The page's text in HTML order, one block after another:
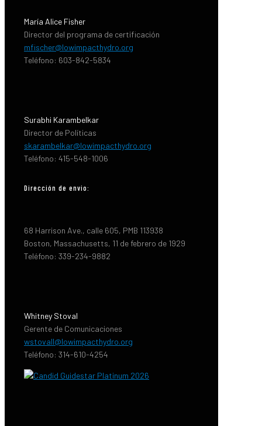
María Alice Fisher
Director del programa de certificación
mfischer@lowimpacthydro.org
Teléfono: 603-842-5834
Surabhi Karambelkar
Director de Políticas
skarambelkar@lowimpacthydro.org
Teléfono: 415-548-1006
Dirección de envio:
68 Harrison Ave., calle 605, PMB 113938
Boston, Massachusetts, 11 de febrero de 1929
Teléfono: 339-234-9882
Whitney Stoval
Gerente de Comunicaciones
wstovall@lowimpacthydro.org
Teléfono: 314-610-4254